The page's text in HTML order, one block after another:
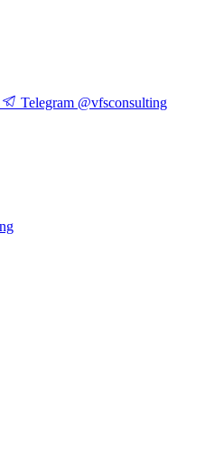
Telegram @vfsconsulting